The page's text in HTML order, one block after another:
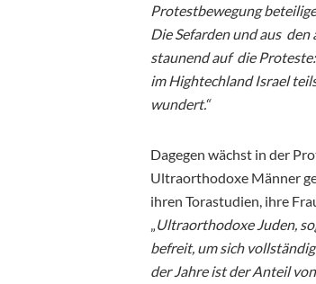
Protestbewegung
Die Sefarden und aus
staunend auf die
im Hightechland Israel
wundert.“
Dagegen wächst in der
Ultraorthodoxe Männer
ihren Torastudien, ihre
Ultraorthodoxe Juden,
befreit, um sich
der Jahre ist der Anteil